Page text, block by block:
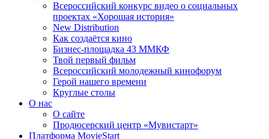
Всероссийский конкурс видео о социальных
проектах «Хорошая история»
New Distribution
Как создаётся кино
Бизнес-площадка 43 ММКФ
Твой первый фильм
Всероссийский молодежный кинофорум
Герой нашего времени
Круглые столы
О нас
О сайте
Продюсерский центр «Мувистарт»
Платформа MovieStart